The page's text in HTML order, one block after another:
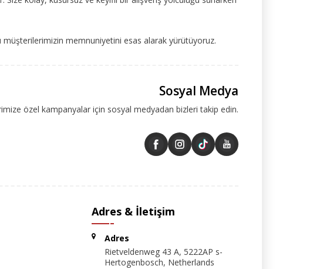
müşterilerimizin memnuniyetini esas alarak yürütüyoruz.
Sosyal Medya
özel kampanyalar için sosyal medyadan bizleri takip edin.
Adres & İletişim
Adres
Rietveldenweg 43 A, 5222AP s-
Hertogenbosch, Netherlands